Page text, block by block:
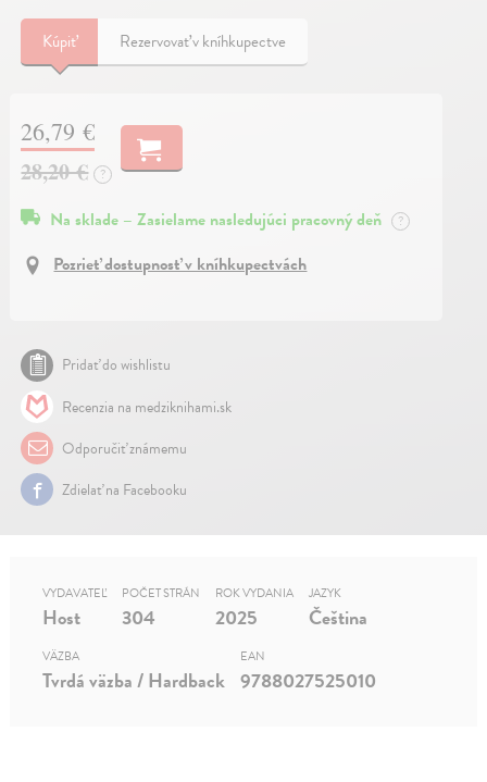
Kúpiť Rezervovať v kníhkupectve
26,79 €
28,20 €
?
Na sklade – Zasielame nasledujúci pracovný deň ?
Pozrieť dostupnosť v kníhkupectvách
Pridať do wishlistu
Recenzia na medziknihami.sk
Odporučiť známemu
Zdielať na Facebooku
VYDAVATEĽ
Host
POČET STRÁN
304
ROK VYDANIA
2025
JAZYK
Čeština
VÄZBA
Tvrdá väzba / Hardback
EAN
9788027525010